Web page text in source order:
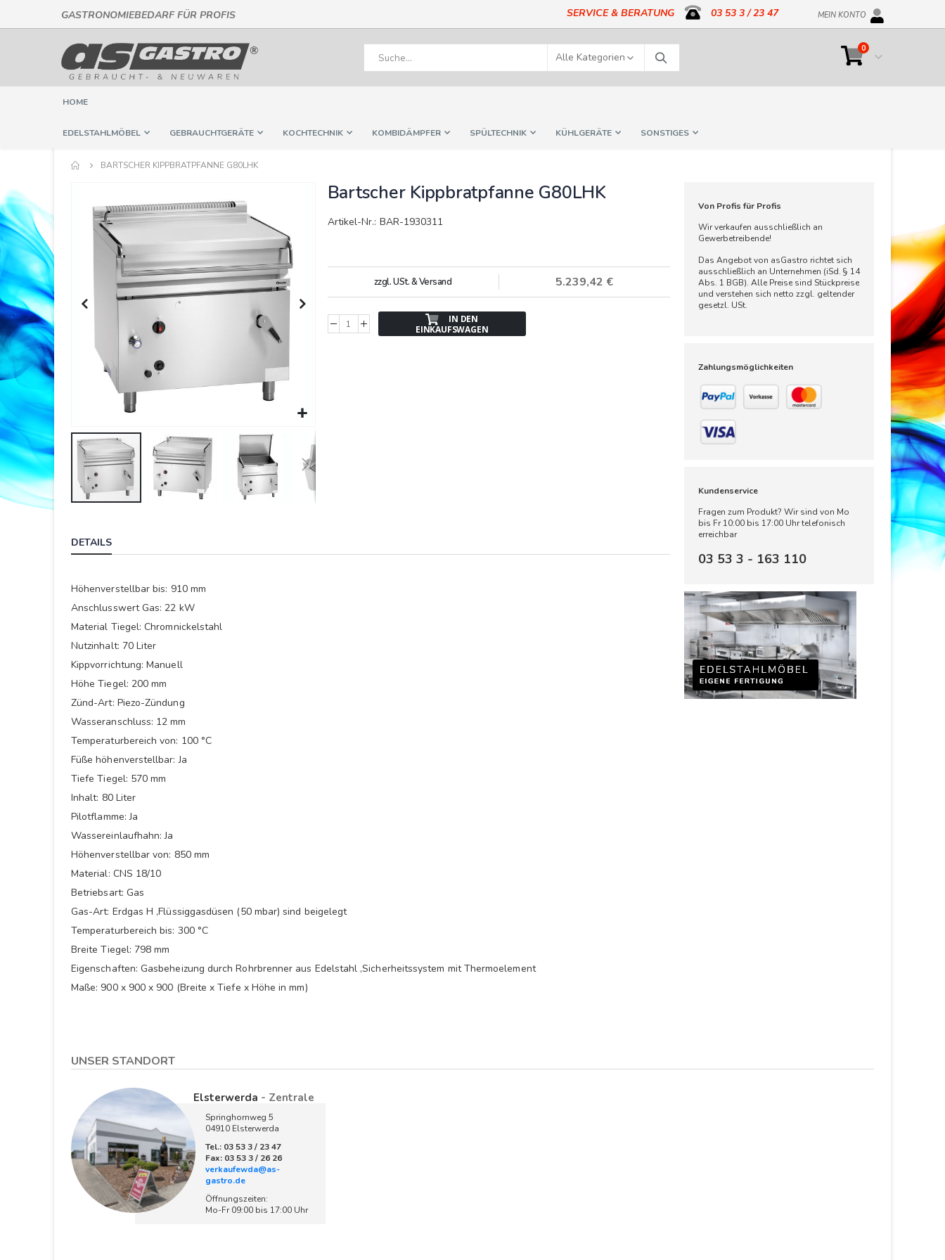
GASTRONOMIEBEDARF FÜR PROFIS
zum
Inhalt
SERVICE & BERATUNG 03 53 3 / 23 47 MEIN KONTO
Cart
0Artikel
Suche
HOME
EDELSTAHLMÖBEL GEBRAUCHTGERÄTE KOCHTECHNIK KOMBIDÄMPFER SPÜLTECHNIK KÜHLGERÄTE SONSTIGES
BARTSCHER KIPPBRATPFANNE G80LHK
Bildergalerie
Anfang
Bartscher Kippbratpfanne G80LHK
Artikel-Nr.: BAR-1930311
5.239,42 €
zzgl. USt. & Versand
IN DEN
EINKAUFSWAGEN
DETAILS
Höhenverstellbar bis: 910 mm
Anschlusswert Gas: 22 kW
Material Tiegel: Chromnickelstahl
Nutzinhalt: 70 Liter
Kippvorrichtung: Manuell
Höhe Tiegel: 200 mm
Zünd-Art: Piezo-Zündung
Wasseranschluss: 12 mm
Temperaturbereich von: 100 °C
Füße höhenverstellbar: Ja
Tiefe Tiegel: 570 mm
Inhalt: 80 Liter
Pilotflamme: Ja
Wassereinlaufhahn: Ja
Höhenverstellbar von: 850 mm
Material: CNS 18/10
Betriebsart: Gas
Gas-Art: Erdgas H ,Flüssiggasdüsen (50 mbar) sind beigelegt
Temperaturbereich bis: 300 °C
Breite Tiegel: 798 mm
Eigenschaften: Gasbeheizung durch Rohrbrenner aus Edelstahl ,Sicherheitssystem mit Thermoelement
Maße: 900 x 900 x 900 (Breite x Tiefe x Höhe in mm)
Von Profis für Profis
Wir verkaufen ausschließlich an
Gewerbetreibende!
Das Angebot von asGastro richtet sich
ausschließlich an Unternehmen (iSd. § 14
Abs. 1 BGB). Alle Preise sind Stückpreise
und verstehen sich netto zzgl. geltender
gesetzl. USt.
Zahlungsmöglichkeiten
Kundenservice
Fragen zum Produkt? Wir sind von Mo
bis Fr 10:00 bis 17:00 Uhr telefonisch
erreichbar
03 53 3 - 163 110
UNSER STANDORT
Elsterwerda - Zentrale
Springhornweg 5
04910 Elsterwerda
Tel.: 03 53 3 / 23 47
Fax: 03 53 3 / 26 26
verkaufewda@as-
gastro.de
Öffnungszeiten:
Mo-Fr 09:00 bis 17:00 Uhr